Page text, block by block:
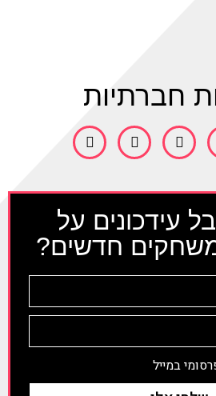
עידכונים על
חדשים?
במייל
חברתיות